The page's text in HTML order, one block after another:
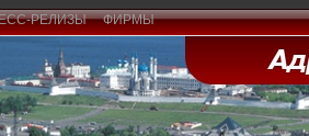
РЕЛИЗЫ ФИРМЫ